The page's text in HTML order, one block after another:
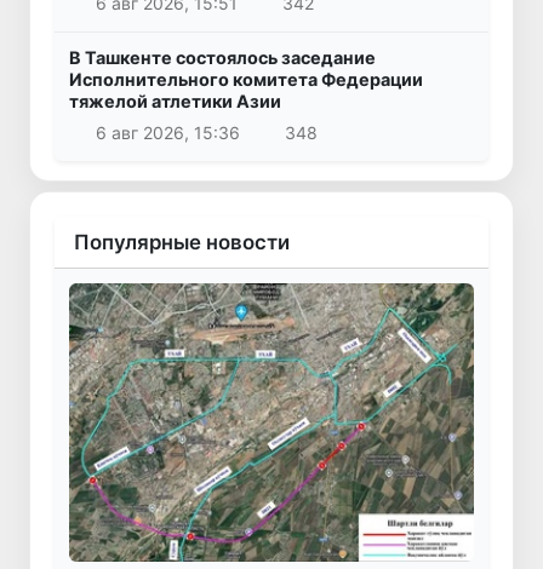
В Ташкенте состоялось заседание
Исполнительного комитета Федерации
тяжелой атлетики Азии
6 авг 2026, 15:36
348
Популярные новости